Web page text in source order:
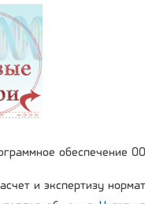
обеспечение
и экспертизу